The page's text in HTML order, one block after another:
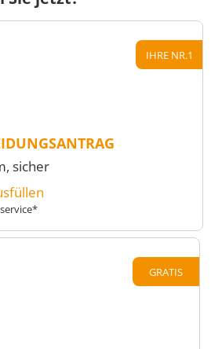
IHRE NR.1
sicher
GRATIS